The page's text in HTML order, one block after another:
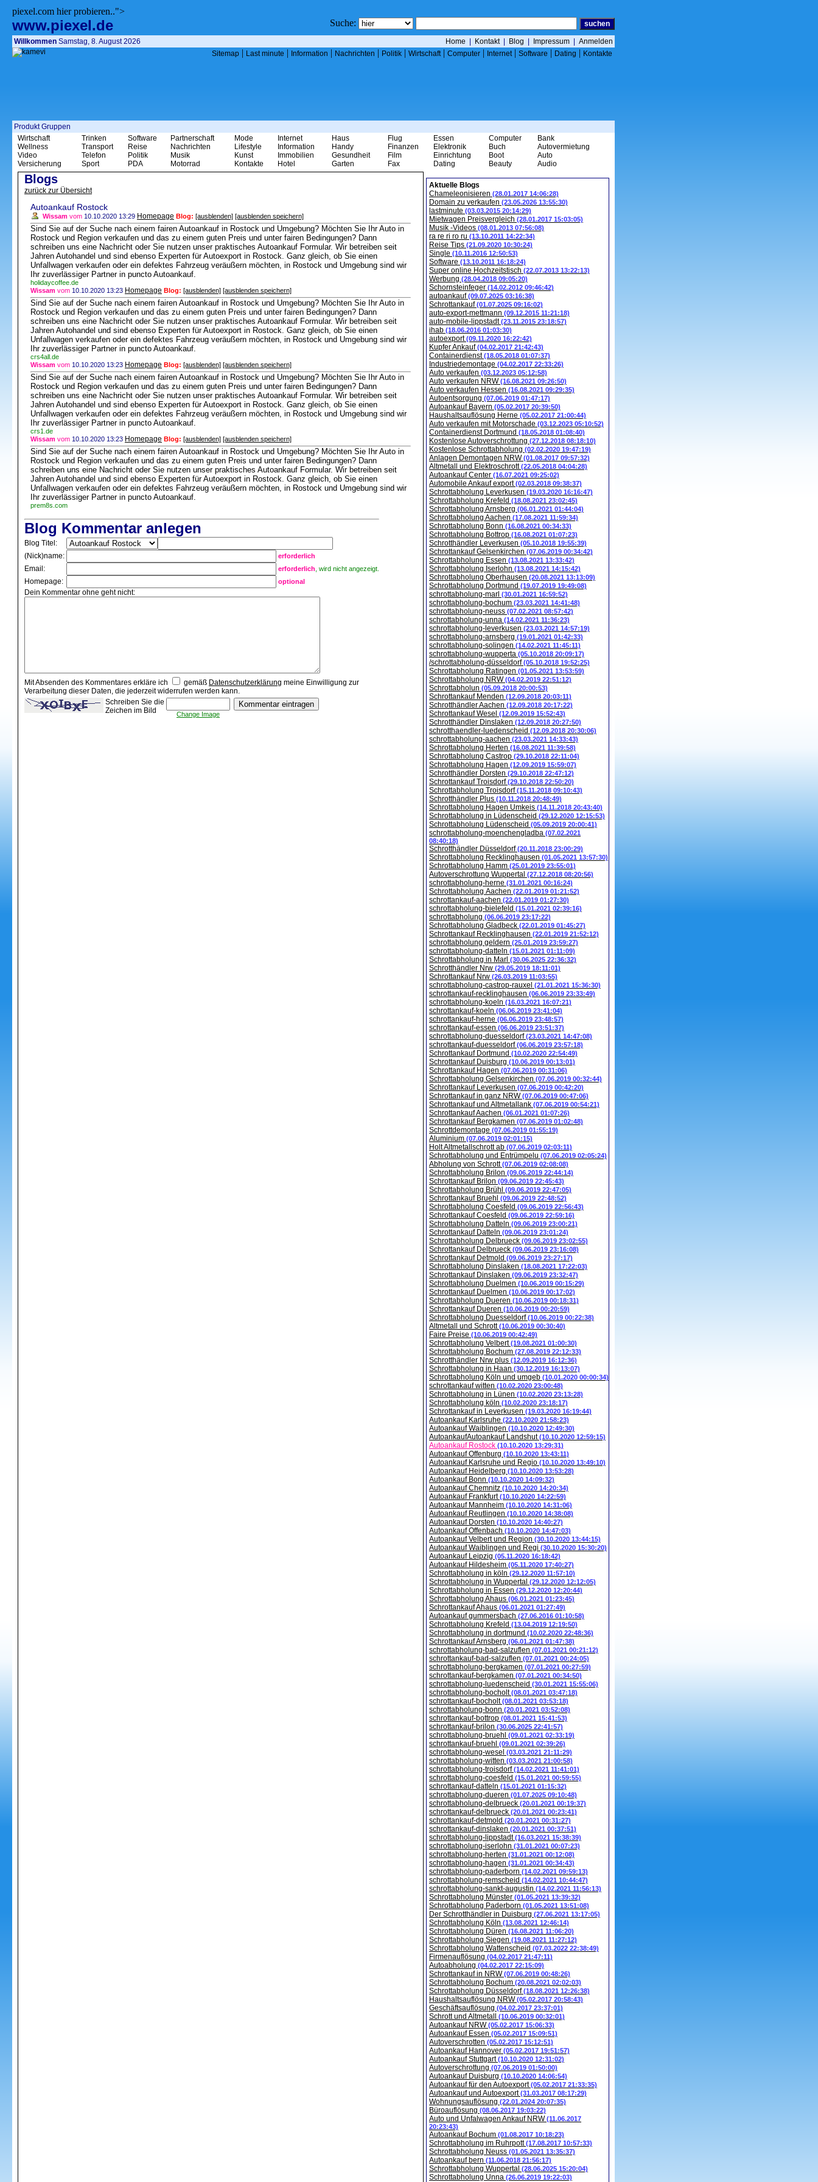
piexel.com hier probieren..">
www.piexel.de Suche:
Willkommen Samstag, 8. August 2026 Home Kontakt| Blog Impressum
Anmelden
Sitemap | Last minute | Information | Nachrichten | Politik | Wirtschaft| Computer | Internet| Software | Dating | Kontakte
Produkt Gruppen
Wirtschaft
Wellness
Video
Versicherung
Trinken
Transport
Telefon
Sport
Software
Reise
Politik
PDA
Partnerschaft
Nachrichten
Musik
Motorrad
Mode
Lifestyle
Kunst
Kontakte
Internet
Information
Immobilien
Hotel
Haus
Handy
Gesundheit
Garten
Flug
Finanzen
Film
Fax
Essen
Elektronik
Einrichtung
Dating
Computer
Buch
Boot
Beauty
Bank
Autovermietung
Auto
Audio
Blogs
zurück zur Übersicht
Autoankauf Rostock
Wissam vom 10.10.2020 13:29 Homepage Blog: [ausblenden] [ausblenden speichern]
Sind Sie auf der Suche nach einem fairen Autoankauf in Rostock und Umgebung? Möchten Sie Ihr Auto in
Rostock und Region verkaufen und das zu einem guten Preis und unter fairen Bedingungen? Dann
schreiben uns eine Nachricht oder Sie nutzen unser praktisches Autoankauf Formular. Wir betreiben seit
Jahren Autohandel und sind ebenso Experten für Autoexport in Rostock. Ganz gleich, ob Sie einen
Unfallwagen verkaufen oder ein defektes Fahrzeug veräußern möchten, in Rostock und Umgebung sind wir
Ihr zuverlässiger Partner in puncto Autoankauf.
holidaycoffee.de
Wissam vom 10.10.2020 13:23 Homepage Blog: [ausblenden] [ausblenden speichern]
Sind Sie auf der Suche nach einem fairen Autoankauf in Rostock und Umgebung? Möchten Sie Ihr Auto in
Rostock und Region verkaufen und das zu einem guten Preis und unter fairen Bedingungen? Dann
schreiben uns eine Nachricht oder Sie nutzen unser praktisches Autoankauf Formular. Wir betreiben seit
Jahren Autohandel und sind ebenso Experten für Autoexport in Rostock. Ganz gleich, ob Sie einen
Unfallwagen verkaufen oder ein defektes Fahrzeug veräußern möchten, in Rostock und Umgebung sind wir
Ihr zuverlässiger Partner in puncto Autoankauf.
crs4all.de
Wissam vom 10.10.2020 13:23 Homepage Blog: [ausblenden] [ausblenden speichern]
Sind Sie auf der Suche nach einem fairen Autoankauf in Rostock und Umgebung? Möchten Sie Ihr Auto in
Rostock und Region verkaufen und das zu einem guten Preis und unter fairen Bedingungen? Dann
schreiben uns eine Nachricht oder Sie nutzen unser praktisches Autoankauf Formular. Wir betreiben seit
Jahren Autohandel und sind ebenso Experten für Autoexport in Rostock. Ganz gleich, ob Sie einen
Unfallwagen verkaufen oder ein defektes Fahrzeug veräußern möchten, in Rostock und Umgebung sind wir
Ihr zuverlässiger Partner in puncto Autoankauf.
crs1.de
Wissam vom 10.10.2020 13:23 Homepage Blog: [ausblenden] [ausblenden speichern]
Sind Sie auf der Suche nach einem fairen Autoankauf in Rostock und Umgebung? Möchten Sie Ihr Auto in
Rostock und Region verkaufen und das zu einem guten Preis und unter fairen Bedingungen? Dann
schreiben uns eine Nachricht oder Sie nutzen unser praktisches Autoankauf Formular. Wir betreiben seit
Jahren Autohandel und sind ebenso Experten für Autoexport in Rostock. Ganz gleich, ob Sie einen
Unfallwagen verkaufen oder ein defektes Fahrzeug veräußern möchten, in Rostock und Umgebung sind wir
Ihr zuverlässiger Partner in puncto Autoankauf.
prem8s.com
Blog Kommentar anlegen
Blog Titel:
(Nick)name:
erforderlich
Email: erforderlich , wird nicht angezeigt.
Homepage: optional
Dein Kommentar ohne geht nicht:
Mit Absenden des Kommentares erkläre ich gemäß Datenschutzerklärung meine Einwilligung zur
Verarbeitung dieser Daten, die jederzeit widerrufen werden kann.
Schreiben Sie die
Zeichen im Bild
Change Image
Aktuelle Blogs
Chameleonisieren (28.01.2017 14:06:28)
Domain zu verkaufen (23.05.2026 13:55:30)
lastminute (03.03.2015 20:14:29)
Mietwagen Preisvergleich (28.01.2017 15:03:05)
Musik -Videos (08.01.2013 07:56:08)
ra re ri ro ru (13.10.2011 14:22:34)
Reise Tips (21.09.2020 10:30:24)
Single (10.11.2016 12:50:53)
Software (13.10.2011 16:18:24)
Super online Hochzeitstisch (22.07.2013 13:22:13)
Werbung (28.04.2018 09:05:20)
Schornsteinfeger (14.02.2012 09:46:42)
autoankauf(09.07.2025 03:16:38)
Schrottankauf(01.07.2025 09:16:02)
auto-export-mettmann (09.12.2015 11:21:18)
auto-mobile-lippstadt(23.11.2015 23:18:57)
ihab (18.06.2016 01:03:30)
autoexport(09.11.2020 16:22:42)
Kupfer Ankauf(04.02.2017 21:42:43)
Containerdienst(18.05.2018 01:07:37)
Industriedemontage (04.02.2017 22:33:26)
Auto verkaufen (03.12.2023 05:12:58)
Auto verkaufen NRW(16.08.2021 09:26:50)
Auto verkaufen Hessen (16.08.2021 09:29:35)
Autoentsorgung (07.06.2019 01:47:17)
Autoankauf Bayern (05.02.2017 20:39:50)
Haushaltsauflösung Herne (05.02.2017 21:00:44)
Auto verkaufen mit Motorschade (03.12.2023 05:10:52)
Containerdienst Dortmund (18.05.2018 01:08:40)
Kostenlose Autoverschrottung (27.12.2018 08:18:10)
Kostenlose Schrottabholung (02.02.2020 19:47:19)
Anlagen Demontagen NRW(01.08.2017 09:57:32)
Altmetall und Elektroschrott(22.05.2018 04:04:28)
Autoankauf Center (16.07.2021 09:25:02)
Automobile Ankauf export(02.03.2018 09:38:37)
Schrottabholung Leverkusen (19.03.2020 16:16:47)
Schrottabholung Krefeld (18.08.2021 23:02:45)
Schrottabholung Arnsberg (06.01.2021 01:44:04)
Schrottabholung Aachen (17.08.2021 11:59:34)
Schrottabholung Bonn (16.08.2021 00:34:33)
Schrottabholung Bottrop (16.08.2021 01:07:23)
Schrotthändler Leverkusen (05.10.2018 19:55:39)
Schrottankauf Gelsenkirchen (07.06.2019 00:34:42)
Schrottabholung Essen (13.08.2021 13:33:42)
Schrottabholung Iserlohn (13.08.2021 14:15:42)
Schrottabholung Oberhausen (20.08.2021 13:13:09)
Schrottabholung Dortmund (19.07.2019 19:49:08)
schrottabholung-marl (30.01.2021 16:59:52)
schrottabholung-bochum (23.03.2021 14:41:48)
schrottabholung-neuss (07.02.2021 08:57:42)
schrottabholung-unna (14.02.2021 11:36:23)
schrottabholung-leverkusen (23.03.2021 14:57:19)
schrottabholung-arnsberg (19.01.2021 01:42:33)
schrottabholung-solingen (14.02.2021 11:45:11)
schrottabholung-wupperta (05.10.2018 20:09:17)
/schrottabholung-düsseldorf(05.10.2018 19:52:25)
Schrottabholung Ratingen (01.05.2021 13:53:59)
Schrottabholung NRW(04.02.2019 22:51:12)
Schrottabholun (05.09.2018 20:00:53)
Schrottankauf Menden (12.09.2018 20:03:11)
Schrotthändler Aachen (12.09.2018 20:17:22)
Schrottankauf Wesel (12.09.2019 15:52:43)
Schrotthändler Dinslaken (12.09.2018 20:27:50)
schrotthaendler-luedenscheid (12.09.2018 20:30:06)
schrottabholung-aachen (23.03.2021 14:33:43)
Schrottabholung Herten (16.08.2021 11:39:58)
Schrottabholung Castrop (29.10.2018 22:11:04)
Schrottabholung Hagen (12.09.2019 15:59:07)
Schrotthändler Dorsten (29.10.2018 22:47:12)
Schrottankauf Troisdorf(29.10.2018 22:50:20)
Schrottabholung Troisdorf(15.11.2018 09:10:43)
Schrotthändler Plus (10.11.2018 20:48:49)
Schrottabholung Hagen Umkeis (14.11.2018 20:43:40)
Schrottabholung in Lüdenscheid (29.12.2020 12:15:53)
Schrottabholung Lüdenscheid (05.09.2019 20:00:41)
schrottabholung-moenchengladba (07.02.2021
08:40:18)
Schrotthändler Düsseldorf(20.11.2018 23:00:29)
Schrottabholung Recklinghausen (01.05.2021 13:57:30)
Schrottabholung Hamm (25.01.2019 23:55:01)
Autoverschrottung Wuppertal (27.12.2018 08:20:56)
schrottabholung-herne (31.01.2021 00:16:24)
Schrottabholung Aachen (22.01.2019 01:21:52)
schrottankauf-aachen (22.01.2019 01:27:30)
schrottabholung-bielefeld (15.01.2021 02:39:16)
schrottabholung (06.06.2019 23:17:22)
Schrottabholung Gladbeck (22.01.2019 01:45:27)
Schrottankauf Recklinghausen (22.01.2019 21:52:12)
schrottabholung geldern (25.01.2019 23:59:27)
schrottabholung-datteln (15.01.2021 01:11:09)
Schrottabholung in Marl (30.06.2025 22:36:32)
Schrotthändler Nrw (29.05.2019 18:11:01)
Schrottankauf Nrw (26.03.2019 11:03:55)
schrottabholung-castrop-rauxel (21.01.2021 15:36:30)
schrottankauf-recklinghausen (06.06.2019 23:33:49)
schrottabholung-koeln (16.03.2021 16:07:21)
schrottankauf-koeln (06.06.2019 23:41:04)
schrottankauf-herne (06.06.2019 23:48:57)
schrottankauf-essen (06.06.2019 23:51:37)
schrottabholung-duesseldorf(23.03.2021 14:47:08)
schrottankauf-duesseldorf(06.06.2019 23:57:18)
Schrottankauf Dortmund (10.02.2020 22:54:49)
Schrottankauf Duisburg (10.06.2019 00:13:01)
Schrottankauf Hagen (07.06.2019 00:31:06)
Schrottabholung Gelsenkirchen (07.06.2019 00:32:44)
Schrottankauf Leverkusen (07.06.2019 00:42:20)
Schrottankauf in ganz NRW(07.06.2019 00:47:06)
Schrottankauf und Altmetallank (07.06.2019 00:54:21)
Schrottankauf Aachen (06.01.2021 01:07:26)
Schrottankauf Bergkamen (07.06.2019 01:02:48)
Schrottdemontage (07.06.2019 01:55:19)
Aluminium (07.06.2019 02:01:15)
Holt Altmetallschrott ab (07.06.2019 02:03:11)
Schrottabholung und Entrümpelu (07.06.2019 02:05:24)
Abholung von Schrott(07.06.2019 02:08:08)
Schrottabholung Brilon (09.06.2019 22:44:14)
Schrottankauf Brilon (09.06.2019 22:45:43)
Schrottabholung Brühl (09.06.2019 22:47:05)
Schrottankauf Bruehl (09.06.2019 22:48:52)
Schrottabholung Coesfeld (09.06.2019 22:56:43)
Schrottankauf Coesfeld (09.06.2019 22:59:16)
Schrottabholung Datteln (09.06.2019 23:00:21)
Schrottankauf Datteln (09.06.2019 23:01:24)
Schrottabholung Delbrueck (09.06.2019 23:02:55)
Schrottankauf Delbrueck (09.06.2019 23:16:08)
Schrottankauf Detmold (09.06.2019 23:27:17)
Schrottabholung Dinslaken (18.08.2021 17:22:03)
Schrottankauf Dinslaken (09.06.2019 23:32:47)
Schrottabholung Duelmen (10.06.2019 00:15:29)
Schrottankauf Duelmen (10.06.2019 00:17:02)
Schrottabholung Dueren (10.06.2019 00:18:31)
Schrottankauf Dueren (10.06.2019 00:20:59)
Schrottabholung Duesseldorf(10.06.2019 00:22:38)
Altmetall und Schrott(10.06.2019 00:30:40)
Faire Preise (10.06.2019 00:42:49)
Schrottabholung Velbert(19.08.2021 01:00:30)
Schrottabholung Bochum (27.08.2019 22:12:33)
Schrotthändler Nrw plus (12.09.2019 16:12:36)
Schrottabholung in Haan (30.12.2019 16:13:07)
Schrottabholung Köln und umgeb (10.01.2020 00:00:34)
schrottankauf witten (10.02.2020 23:00:48)
Schrottabholung in Lünen (10.02.2020 23:13:28)
Schrottabholung köln (10.02.2020 23:18:17)
Schrottankauf in Leverkusen (19.03.2020 16:19:44)
Autoankauf Karlsruhe (22.10.2020 21:58:23)
Autoankauf Waiblingen (10.10.2020 12:49:30)
AutoankaufAutoankauf Landshut(10.10.2020 12:59:15)
Autoankauf Rostock (10.10.2020 13:29:31)
Autoankauf Offenburg (10.10.2020 13:43:11)
Autoankauf Karlsruhe und Regio (10.10.2020 13:49:10)
Autoankauf Heidelberg (10.10.2020 13:53:28)
Autoankauf Bonn (10.10.2020 14:09:32)
Autoankauf Chemnitz (10.10.2020 14:20:34)
Autoankauf Frankfurt(10.10.2020 14:22:59)
Autoankauf Mannheim (10.10.2020 14:31:06)
Autoankauf Reutlingen (10.10.2020 14:38:08)
Autoankauf Dorsten (10.10.2020 14:40:27)
Autoankauf Offenbach (10.10.2020 14:47:03)
Autoankauf Velbert und Region (30.10.2020 13:44:15)
Autoankauf Waiblingen und Regi (30.10.2020 15:30:20)
Autoankauf Leipzig (05.11.2020 16:18:42)
Autoankauf Hildesheim (05.11.2020 17:40:27)
Schrottabholung in köln (29.12.2020 11:57:10)
Schrottabholung in Wuppertal (29.12.2020 12:12:05)
Schrottabholung in Essen (29.12.2020 12:20:44)
Schrottabholung Ahaus (06.01.2021 01:23:45)
Schrottankauf Ahaus (06.01.2021 01:27:49)
Autoankauf gummersbach (27.06.2016 01:10:58)
Schrottabholung Krefeld (13.04.2019 12:19:50)
Schrottabholung in dortmund (10.02.2020 22:48:36)
Schrottankauf Arnsberg (06.01.2021 01:47:38)
schrottabholung-bad-salzuflen (07.01.2021 00:21:12)
schrottankauf-bad-salzuflen (07.01.2021 00:24:05)
schrottabholung-bergkamen (07.01.2021 00:27:59)
schrottankauf-bergkamen (07.01.2021 00:34:50)
schrottabholung-luedenscheid (30.01.2021 15:55:06)
schrottabholung-bocholt(08.01.2021 03:47:18)
schrottankauf-bocholt(08.01.2021 03:53:18)
schrottabholung-bonn (20.01.2021 03:52:08)
schrottankauf-bottrop (08.01.2021 15:41:53)
schrottankauf-brilon (30.06.2025 22:41:57)
schrottabholung-bruehl (09.01.2021 02:33:19)
schrottankauf-bruehl (09.01.2021 02:39:26)
schrottabholung-wesel (03.03.2021 21:11:29)
schrottabholung-witten (03.03.2021 21:00:58)
schrottabholung-troisdorf(14.02.2021 11:41:01)
schrottabholung-coesfeld (15.01.2021 00:59:55)
schrottankauf-datteln (15.01.2021 01:15:32)
schrottabholung-dueren (01.07.2025 09:10:48)
schrottabholung-delbrueck (20.01.2021 00:19:37)
schrottankauf-delbrueck (20.01.2021 00:23:41)
schrottankauf-detmold (20.01.2021 00:31:27)
schrottankauf-dinslaken (20.01.2021 00:37:51)
schrottabholung-lippstadt(16.03.2021 15:38:39)
schrottabholung-iserlohn (31.01.2021 00:07:23)
schrottabholung-herten (31.01.2021 00:12:08)
schrottabholung-hagen (31.01.2021 00:34:43)
schrottabholung-paderborn (14.02.2021 09:59:13)
schrottabholung-remscheid (14.02.2021 10:44:47)
schrottabholung-sankt-augustin (14.02.2021 11:56:13)
Schrottabholung Münster (01.05.2021 13:39:32)
Schrottabholung Paderborn (01.05.2021 13:51:08)
Der Schrotthändler in Duisburg (27.06.2021 13:17:05)
Schrottabholung Köln (13.08.2021 12:46:14)
Schrottabholung Düren (16.08.2021 11:06:20)
Schrottabholung Siegen (19.08.2021 11:27:12)
Schrottabholung Wattenscheid (07.03.2022 22:38:49)
Firmenauflösung (04.02.2017 21:47:11)
Autoabholung (04.02.2017 22:15:09)
Schrottankauf in NRW(07.06.2019 00:48:26)
Schrottabholung Bochum (20.08.2021 02:02:03)
Schrottabholung Düsseldorf(18.08.2021 12:26:38)
Haushaltsauflösung NRW(05.02.2017 20:58:43)
Geschäftsauflösung (04.02.2017 23:37:01)
Schrott und Altmetall (10.06.2019 00:32:01)
Autoankauf NRW(05.02.2017 15:06:33)
Autoankauf Essen (05.02.2017 15:09:51)
Autoverschrotten (05.02.2017 15:12:51)
Autoankauf Hannover (05.02.2017 19:51:57)
Autoankauf Stuttgart(10.10.2020 12:31:02)
Autoverschrottung (07.06.2019 01:50:00)
Autoankauf Duisburg (10.10.2020 14:06:54)
Autoankauf für den Autoexport(05.02.2017 21:33:35)
Autoankauf und Autoexport(31.03.2017 08:17:29)
Wohnungsauflösung (22.01.2024 20:07:35)
Büroauflösung (08.06.2017 19:03:22)
Auto und Unfalwagen Ankauf NRW(11.06.2017
20:23:43)
Autoankauf Bochum (01.08.2017 10:18:23)
Schrottabholung im Ruhrpott(17.08.2017 10:57:33)
Schrottabholung Neuss (01.05.2021 13:35:37)
Autoankauf bern (11.06.2018 21:56:17)
Schrottabholung Wuppertal (28.06.2025 15:20:04)
Schrottabholung Unna (26.06.2019 19:22:03)